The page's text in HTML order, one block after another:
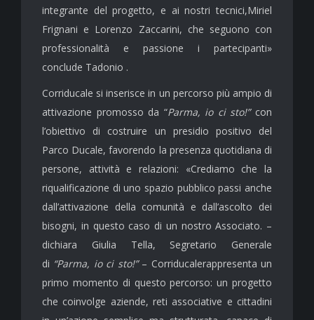
integrante del progetto, e ai nostri tecnici,Miriel
Frignani e Lorenzo Zaccarini, che seguono con
professionalità e passione i partecipanti»
conclude Tadonio .
Corriducale si inserisce in un percorso più ampio di
attivazione promosso da “Parma, io ci sto!” con
l’obiettivo di costruire un presidio positivo del
Parco Ducale, favorendo la presenza quotidiana di
persone, attività e relazioni: «Crediamo che la
riqualificazione di uno spazio pubblico passi anche
dall’attivazione della comunità e dall’ascolto dei
bisogni, in questo caso di un nostro Associato. –
dichiara Giulia Tella, Segretario Generale
di “Parma, io ci sto!”– Corriducalerappresenta un
primo momento di questo percorso: un progetto
che coinvolge aziende, reti associative e cittadini